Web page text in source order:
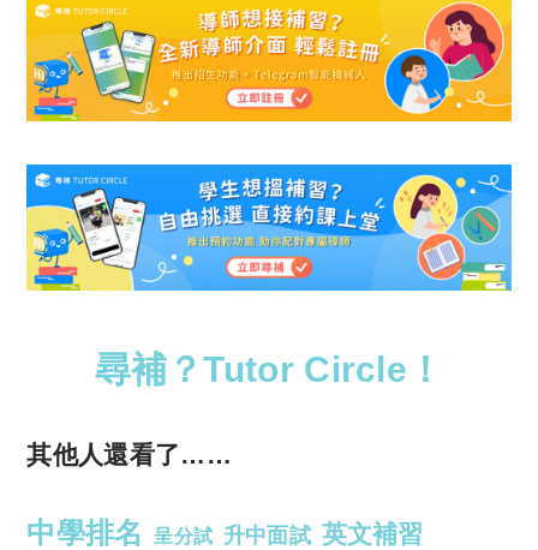
尋補？Tutor Circle！
其他人還看了……
中學排名 呈分試 升中面試 英文補習